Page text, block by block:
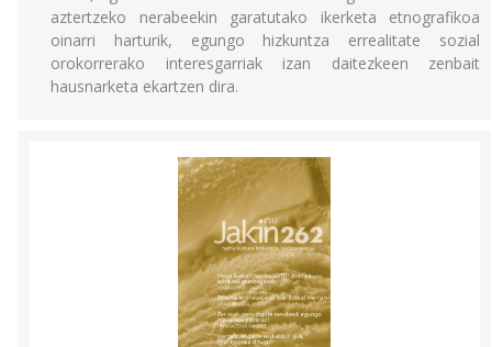
aztertzeko nerabeekin garatutako ikerketa etnografikoa
oinarri harturik, egungo hizkuntza errealitate sozial
orokorrerako interesgarriak izan daitezkeen zenbait
hausnarketa ekartzen dira.